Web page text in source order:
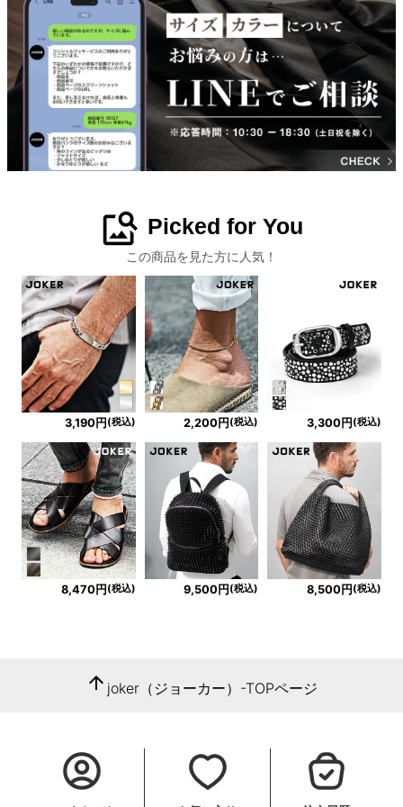
image_search Picked for You
この商品を見た方に人気！
3,190円 (税込) 2,200円 (税込) 3,300円 (税込)
8,470円 (税込) 9,500円 (税込) 8,500円 (税込)
arrow_upward joker（ジョーカー）-TOPページ